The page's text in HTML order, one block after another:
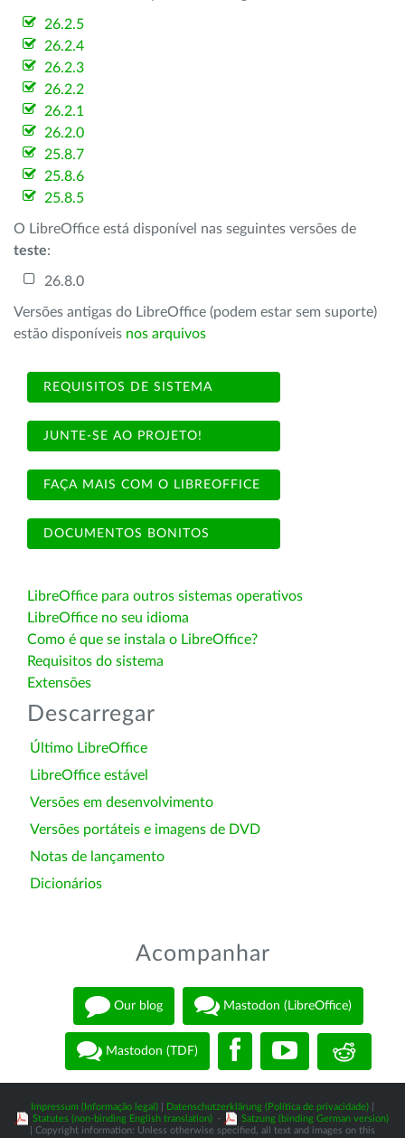
26.2.5
26.2.4
26.2.3
26.2.2
26.2.1
26.2.0
25.8.7
25.8.6
25.8.5
O LibreOffice está disponível nas seguintes versões de
teste:
26.8.0
Versões antigas do LibreOffice (podem estar sem suporte)
estão disponíveis nos arquivos
REQUISITOS DE SISTEMA
JUNTE-SE AO PROJETO!
FAÇA MAIS COM O LIBREOFFICE
DOCUMENTOS BONITOS
LibreOffice para outros sistemas operativos
LibreOffice no seu idioma
Como é que se instala o LibreOffice?
Requisitos do sistema
Extensões
Descarregar
Último LibreOffice
LibreOffice estável
Versões em desenvolvimento
Versões portáteis e imagens de DVD
Notas de lançamento
Dicionários
Acompanhar
Our blog Mastodon (LibreOffice)
Mastodon (TDF)
Impressum (Informação legal) Datenschutzerklärung (Política de privacidade)
Statutes (non-binding English translation) -
Satzung (binding German version)
| Copyright information: Unless otherwise specified, all text and images on this